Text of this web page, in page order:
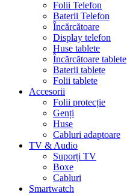
Folii Telefon
Baterii Telefon
Încărcătoare
Display telefon
Huse tablete
Încărcătoare tablete
Baterii tablete
Folii tablete
Accesorii
Folii protecție
Genți
Huse
Cabluri adaptoare
TV & Audio
Suporți TV
Boxe
Cabluri
Smartwatch